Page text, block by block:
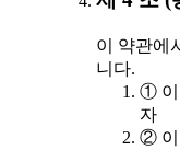
이 약관에
니다.
① 이
자
② 이